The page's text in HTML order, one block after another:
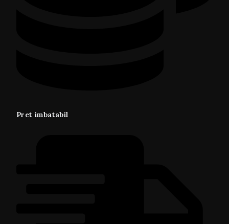
Pret imbatabil